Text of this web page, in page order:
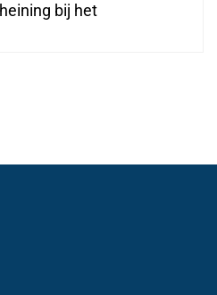
bij het